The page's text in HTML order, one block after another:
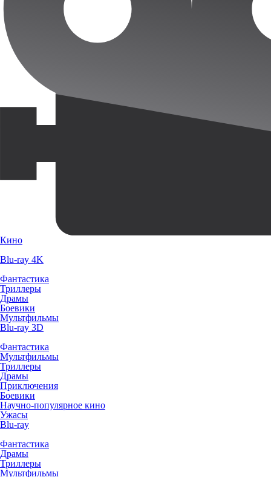
Кино
Blu-ray 4K
Фантастика
Триллеры
Драмы
Боевики
Мультфильмы
Blu-ray 3D
Фантастика
Мультфильмы
Триллеры
Драмы
Приключения
Боевики
Научно-популярное кино
Ужасы
Blu-ray
Фантастика
Драмы
Триллеры
Мультфильмы